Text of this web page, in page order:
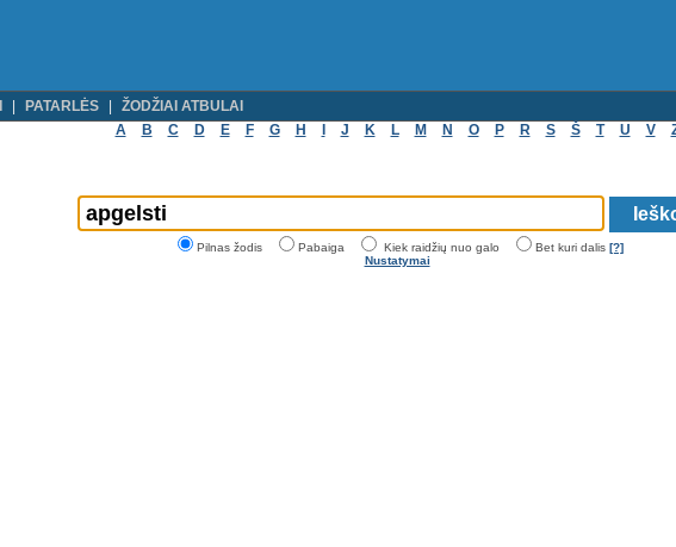
PATARLĖS
ŽODŽIAI ATBULAI
A
B C D E F G H J K L M N O P R S Š T U V
Pilnas žodis Pabaiga Kiek raidžių nuo galo Bet kuri dalis [?]
Nustatymai